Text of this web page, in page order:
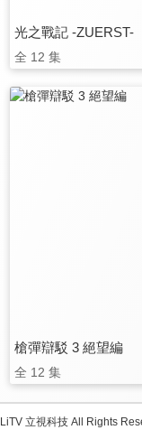
光之戰記 -ZUERST-
全 12 集
槍彈辯駁 3 絕望編
全 12 集
LiTV 立視科技 All Rights